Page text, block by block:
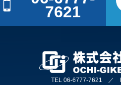
7621
TEL 06-6777-7621 ／